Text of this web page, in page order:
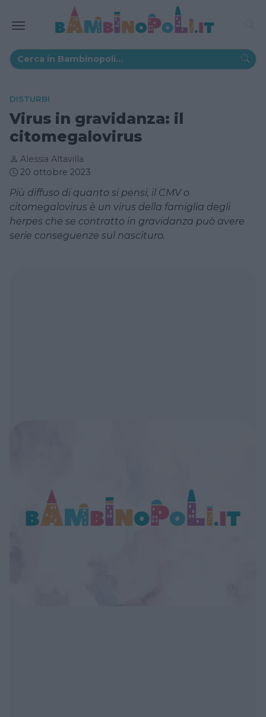
DISTURBI
Virus in gravidanza: il
citomegalovirus
Alessia Altavilla
20 ottobre 2023
Più diffuso di quanto si pensi, il CMV o
citomegalovirus è un virus della famiglia degli
herpes che se contratto in gravidanza può avere
serie conseguenze sul nascituro.